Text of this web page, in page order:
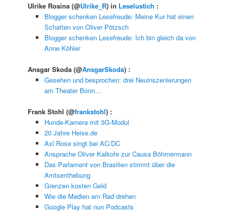
Ulrike Rosina(@Ulrike_R) in Leselustich :
Blogger schenken Lesefreude: Meine Kur hat einen
Schatten von Oliver Pötzsch
Blogger schenken Lesefreude: Ich bin gleich da von
Anne Köhler
Ansgar Skoda(@AnsgarSkoda) :
Gesehen und besprochen: drei Neuinszenierungen
am Theater Bonn…
Frank Stohl(@frankstohl) :
Hunde-Kamera mit 3G-Modul
20 Jahre Heise.de
Axl Rose singt bei AC/DC
Ansprache Oliver Kalkofe zur Causa Böhmermann
Das Parlament von Brasilien stimmt über die
Amtsenthebung
Grenzen kosten Geld
Wie die Medien am Rad drehen
Google Play hat nun Podcasts